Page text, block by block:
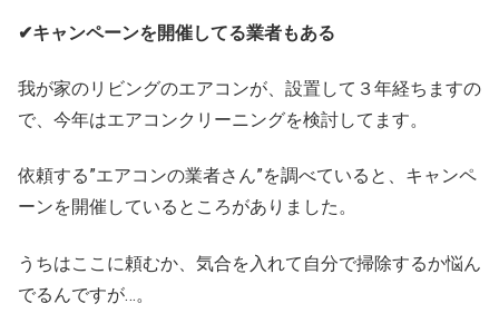
✔キャンペーンを開催してる業者もある
我が家のリビングのエアコンが、設置して３年経ちますの
で、今年はエアコンクリーニングを検討してます。
依頼する”エアコンの業者さん”を調べていると、キャンペ
ーンを開催しているところがありました。
うちはここに頼むか、気合を入れて自分で掃除するか悩ん
でるんですが…。